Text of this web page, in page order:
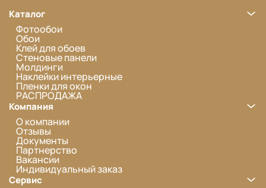
Каталог
Фотообои
Обои
Клей для обоев
Стеновые панели
Молдинги
Наклейки интерьерные
Пленки для окон
РАСПРОДАЖА
Компания
О компании
Отзывы
Документы
Партнерство
Вакансии
Индивидуальный заказ
Сервис